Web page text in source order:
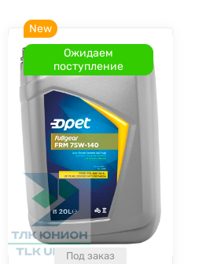
New
Ожидаем
поступление
Под заказ